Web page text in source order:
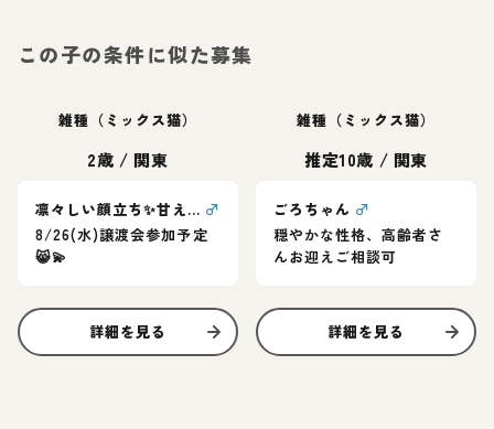
この子の条件に似た募集
雑種（ミックス猫）
2歳 / 関東
凛々しい顔立ち✨甘えん坊プリンス清美くん ♂
8/26(水)譲渡会参加予定
😸💫
詳細を見る
雑種（ミックス猫）
推定10歳 / 関東
ごろちゃん ♂
穏やかな性格、高齢者さ
んお迎えご相談可
詳細を見る